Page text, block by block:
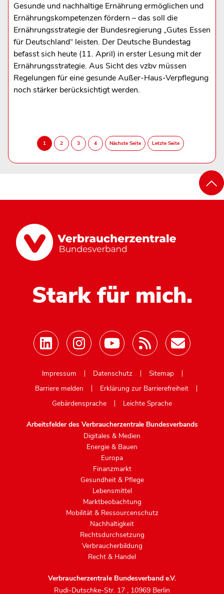
Gesunde und nachhaltige Ernährung ermöglichen und
Ernährungskompetenzen fördern – das soll die
Ernährungsstrategie der Bundesregierung „Gutes Essen
für Deutschland“ leisten. Der Deutsche Bundestag
befasst sich heute (11. April) in erster Lesung mit der
Ernährungsstrategie. Aus Sicht des vzbv müssen
Regelungen für eine gesunde Außer-Haus-Verpflegung
noch stärker berücksichtigt werden.
Stark für mich.
Impressum
Datenschutz
Sitemap
Barriere melden
Erklärung zur Barrierefreiheit
Gebärdensprache
Leichte Sprache
Arbeitsfelder des Verbraucherzentrale Bundesverbands
Digitales & Medien
Energie & Bauen
Europa
Finanzmarkt
Gesundheit & Pflege
Lebensmittel
Marktbeobachtung
Mobilität & Ressourcenschutz
Nachhaltigkeit
Rechtsdurchsetzung
Verbraucherbildung
Recht & Handel
Verbraucherzentrale Bundesverband e.V.
Rudi-Dutschke-Str. 17 , 10969 Berlin